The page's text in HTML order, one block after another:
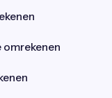
omrekenen